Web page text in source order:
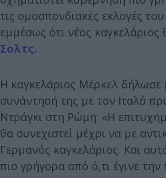
τις ομοσπονδιακές εκλογές
εμμέσως ότι νέος καγκελάριος
Σoλτς.
Η καγκελάριος Μέρκελ δήλωσε
συνάντησή της με τον Ιταλό
Ντράγκι στη Ρώμη: «Η
θα συνεχιστεί μέχρι να με
Γερμανός καγκελάριος. Και
πιο γρήγορα από ό,τι έγινε την